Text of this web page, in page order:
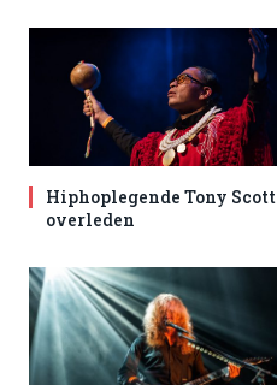
Hiphoplegende Tony Scott
overleden